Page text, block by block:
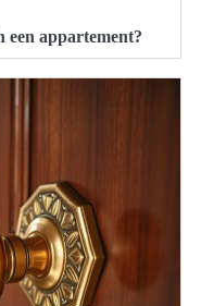
een appartement?